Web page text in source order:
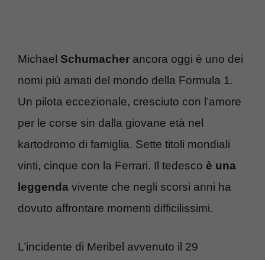
Michael Schumacher ancora oggi è uno dei
nomi più amati del mondo della Formula 1.
Un pilota eccezionale, cresciuto con l’amore
per le corse sin dalla giovane età nel
kartodromo di famiglia. Sette titoli mondiali
vinti, cinque con la Ferrari. Il tedesco è una
leggenda vivente che negli scorsi anni ha
dovuto affrontare momenti difficilissimi.
L’incidente di Meribel avvenuto il 29